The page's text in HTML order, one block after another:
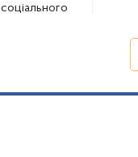
соціального